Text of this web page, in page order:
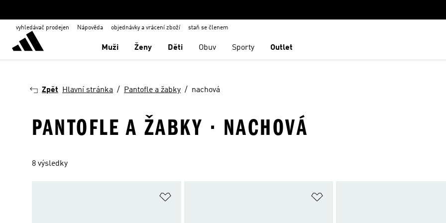
vyhledávač prodejen Nápověda objednávky a vrácení zboží staň se členem
Muži Ženy Děti Obuv Sporty Outlet
Zpět Hlavní stránka Pantofle a žabky nachová
PANTOFLE A ŽABKY · NACHOVÁ
8 výsledky